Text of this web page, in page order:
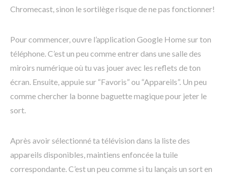
Chromecast, sinon le sortilège risque de ne pas fonctionner!
Pour commencer, ouvre l’application Google Home sur ton
téléphone. C’est un peu comme entrer dans une salle des
miroirs numérique où tu vas jouer avec les reflets de ton
écran. Ensuite, appuie sur “Favoris” ou “Appareils”. Un peu
comme chercher la bonne baguette magique pour jeter le
sort.
Après avoir sélectionné ta télévision dans la liste des
appareils disponibles, maintiens enfoncée la tuile
correspondante. C’est un peu comme si tu lançais un sort en